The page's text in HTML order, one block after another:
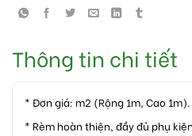
Thông tin chi tiết
* Đơn giá: m2 (Rộng 1m, Cao 1m).
* Rèm hoàn thiện, đầy đủ phụ